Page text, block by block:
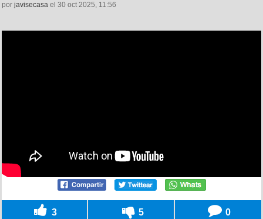
por javisecasa el 30 oct 2025, 11:56
3 5 0